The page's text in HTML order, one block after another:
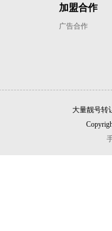
加盟合作
广告合作
大量靓号转